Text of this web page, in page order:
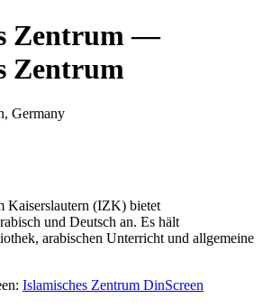
Zentrum—
Zentrum
Germany
Kaiserslautern (IZK) bietet
und Deutsch an. Es hält
arabischen Unterricht und allgemeine
Islamisches Zentrum DinScreen